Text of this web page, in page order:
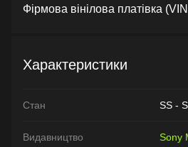
Фірмова вінілова платівка
Характеристики
Стан SS -
Видавництво Sony